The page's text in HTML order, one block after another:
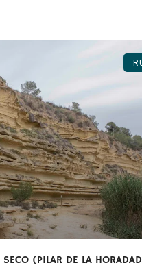
SECO (PILAR DE LA